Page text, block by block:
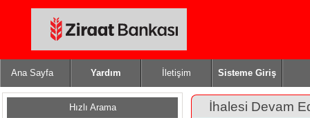
Ana Sayfa Yardım İletişim Sisteme Giriş
Hızlı Arama İhalesi Devam